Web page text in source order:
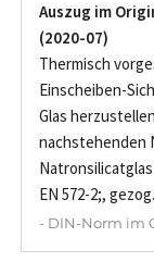
Auszug im
(2020-07)
Thermisch
Einscheiben-
Glas
nachstehenden
EN 572-2;,
- DIN-Norm im